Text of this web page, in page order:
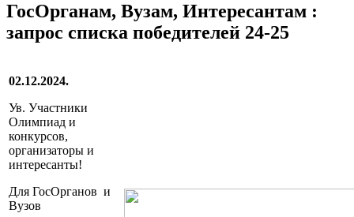
ГосОрганам, Вузам, Интересантам :
запрос списка победителей 24-25
02.12.2024.
Ув. Участники
Олимпиад и
конкурсов,
организаторы и
интересанты!
Для ГосОрганов и
Вузов